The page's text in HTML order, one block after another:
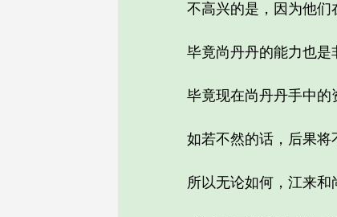
不高兴的是，因为他们在
毕竟尚丹丹的能力也是非
毕竟现在尚丹丹手中的资
如若不然的话，后果将不
所以无论如何，江来和尚